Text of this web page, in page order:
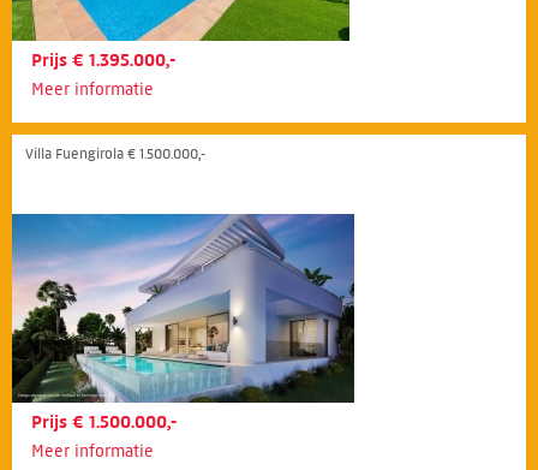
Prijs € 1.395.000,-
Meer informatie
Villa Fuengirola € 1.500.000,-
Prijs € 1.500.000,-
Meer informatie